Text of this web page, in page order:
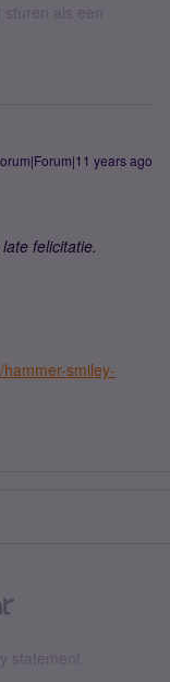
als een
years ago
felicitatie.
smiley-
statement